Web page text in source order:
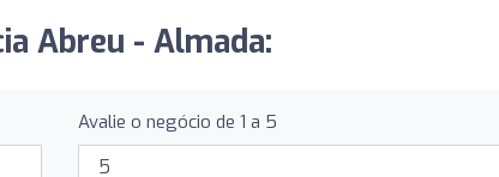
Abreu - Almada:
Avalie o negócio de 1 a 5